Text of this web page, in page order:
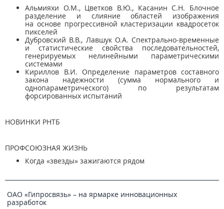
Альмияхи О.М., Цветков В.Ю., Касанин С.Н. Блочное
разделение и слияние областей изображения
на основе прогрессивной кластеризации квадросеток
пикселей
Дубровский В.В., Лавшук О.А. Спектрально-временные
и статистические свойства последовательностей,
генерируемых нелинейными параметрическими
системами
Кириллов В.И. Определение параметров составного
закона надежности (сумма нормального и
однопараметрического) по результатам
форсированных испытаний
НОВИНКИ РНТБ
ПРОФСОЮЗНАЯ ЖИЗНЬ
Когда «звезды» зажигаются рядом
ОАО «Гипросвязь» – на ярмарке инновационных
разработок